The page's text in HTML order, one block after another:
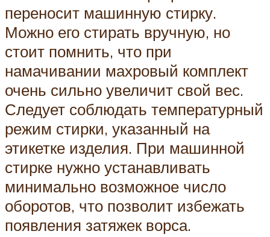
переносит машинную стирку.
Можно его стирать вручную, но
стоит помнить, что при
намачивании махровый комплект
очень сильно увеличит свой вес.
Следует соблюдать температурный
режим стирки, указанный на
этикетке изделия. При машинной
стирке нужно устанавливать
минимально возможное число
оборотов, что позволит избежать
появления затяжек ворса.